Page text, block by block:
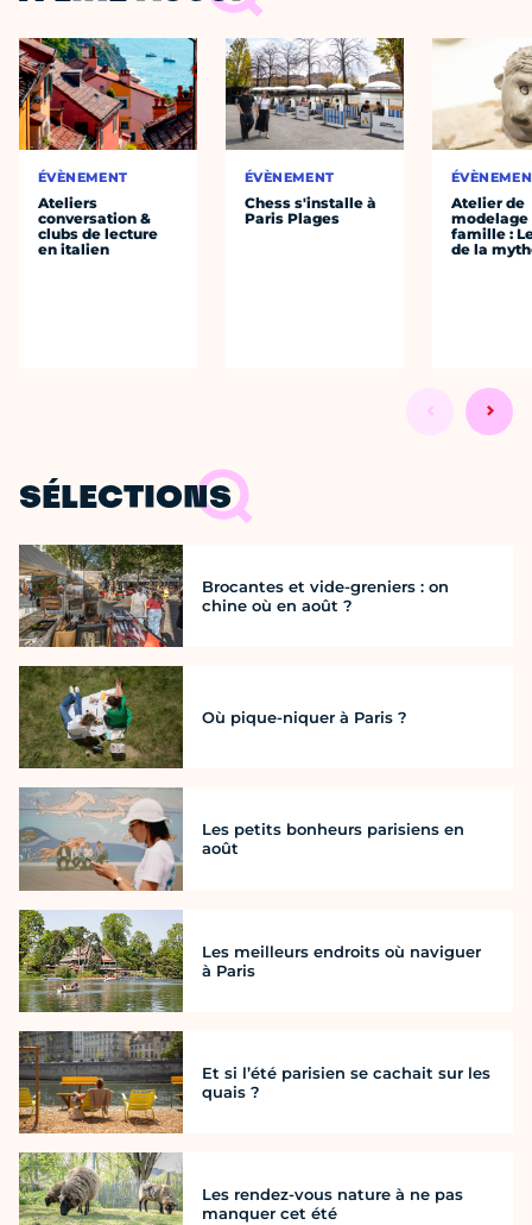
ÉVÈNEMENT
Ateliers
conversation &
clubs de lecture
en italien
ÉVÈNEMENT
Chess s'installe à
Paris Plages
Atelier de
modelage
famille :
de la
SÉLECTIONS
Brocantes et vide-greniers : on
chine où en août ?
Où pique-niquer à Paris ?
Les petits bonheurs parisiens en
août
Les meilleurs endroits où naviguer
à Paris
Et si l’été parisien se cachait sur les
quais ?
Les rendez-vous nature à ne pas
manquer cet été